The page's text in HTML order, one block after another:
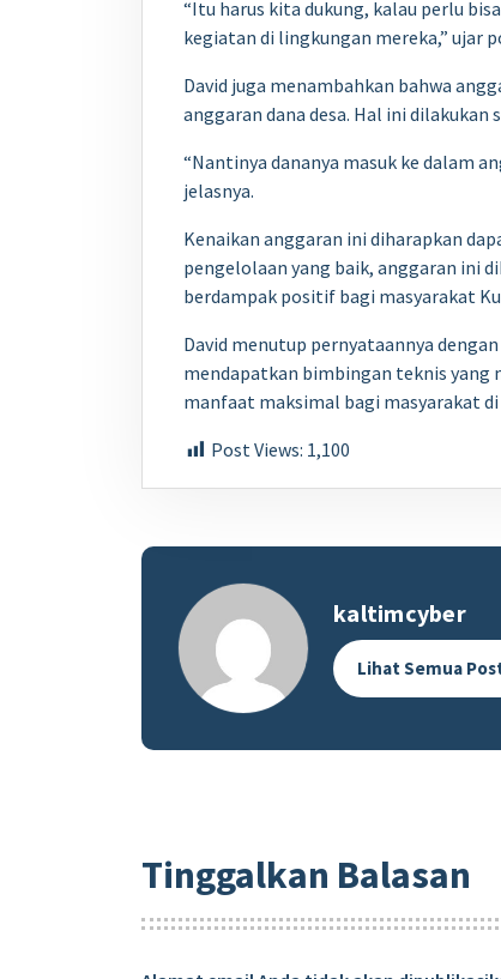
“Itu harus kita dukung, kalau perlu
kegiatan di lingkungan mereka,” ujar
David juga menambahkan bahwa
anggaran dana desa. Hal ini
“Nantinya dananya masuk ke dalam
jelasnya.
Kenaikan anggaran ini diharapkan
pengelolaan yang baik, anggaran ini
berdampak positif bagi masyarakat
David menutup pernyataannya
mendapatkan bimbingan teknis yang
manfaat maksimal bagi masyarakat
Post Views: 1,100
kaltimcyber
Lihat Semua
Tinggalkan Balasan